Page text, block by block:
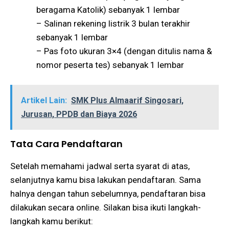
beragama Katolik) sebanyak 1 lembar
– Salinan rekening listrik 3 bulan terakhir
sebanyak 1 lembar
– Pas foto ukuran 3×4 (dengan ditulis nama &
nomor peserta tes) sebanyak 1 lembar
Artikel Lain: SMK Plus Almaarif Singosari,
Jurusan, PPDB dan Biaya 2026
Tata Cara Pendaftaran
Setelah memahami jadwal serta syarat di atas,
selanjutnya kamu bisa lakukan pendaftaran. Sama
halnya dengan tahun sebelumnya, pendaftaran bisa
dilakukan secara online. Silakan bisa ikuti langkah-
langkah kamu berikut: